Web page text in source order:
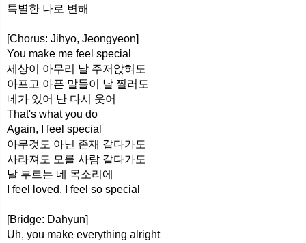
특별한 나로 변해
[Chorus: Jihyo, Jeongyeon]
You make me feel special
세상이 아무리 날 주저앉혀도
아프고 아픈 말들이 날 찔러도
네가 있어 난 다시 웃어
That's what you do
Again, I feel special
아무것도 아닌 존재 같다가도
사라져도 모를 사람 같다가도
날 부르는 네 목소리에
I feel loved, I feel so special
[Bridge: Dahyun]
Uh, you make everything alright